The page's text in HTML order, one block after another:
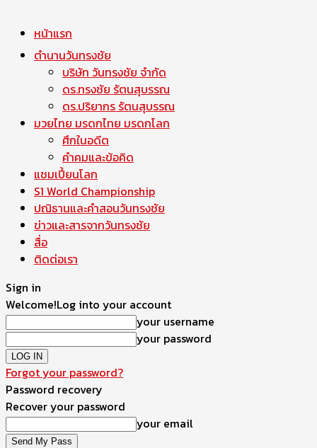
หน้าแรก
ตำนานวันทรงชัย
บริษัท วันทรงชัย จำกัด
ดร.ทรงชัย รัตนสุบรรณ
ดร.ปริยากร รัตนสุบรรณ
มวยไทย มรดกไทย มรดกโลก
ศึกในอดีต
คำคมและข้อคิด
แชมเปี้ยนโลก
S1 World Championship
ปณิธานและคำสอนวันทรงชัย
ข่าวและสารจากวันทรงชัย
สื่อ
ติดต่อเรา
Sign in
Welcome!Log into your account
your username
your password
Forgot your password?
Password recovery
Recover your password
your email